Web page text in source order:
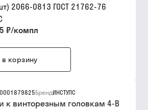
2066-0813 ГОСТ 21762-76
₽/компл
в корзину
БрендИНСТУЛС
к винторезным головкам 4-В